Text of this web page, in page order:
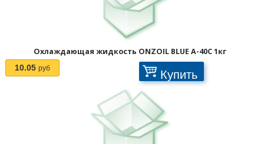
Охлаждающая жидкость ONZOIL BLUE A-40C 1кг
10.05 руб Купить